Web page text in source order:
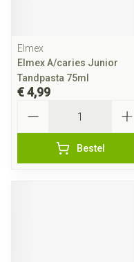
Elmex
Elmex A/caries Junior
Tandpasta 75ml
€ 4,99
Bestel